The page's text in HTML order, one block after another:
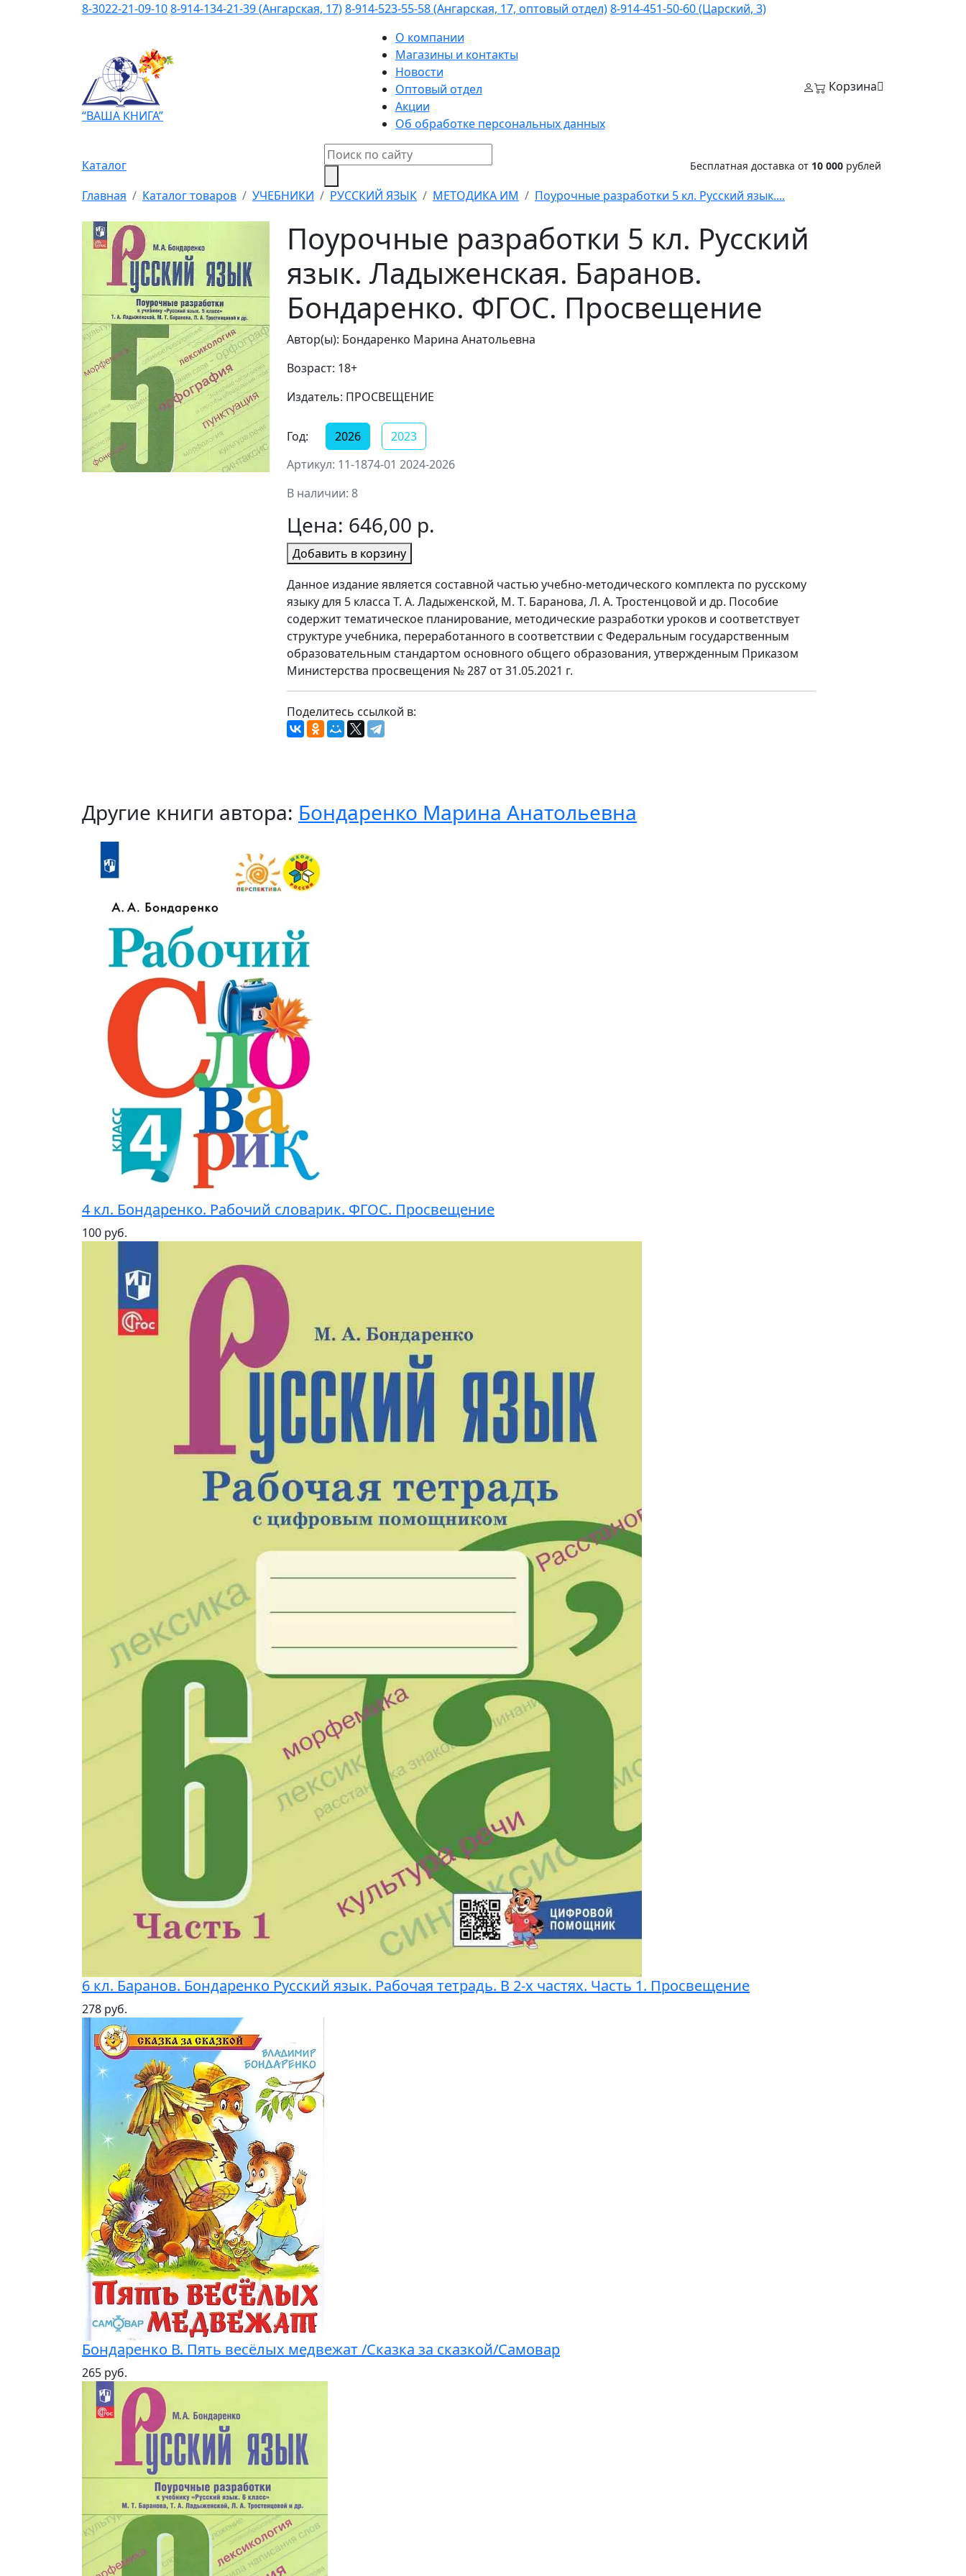
8-3022-21-09-108-914-134-21-39 (Ангарская, 17)8-914-523-55-58 (Ангарская, 17, оптовый отдел)8-914-451-50-60 (Царский, 3)
“ВАША КНИГА”
О компании
Магазины и контакты
Новости
Оптовый отдел
Акции
Об обработке персональных данных
Корзина
Каталог Бесплатная доставка от 10 000 рублей
Главная Каталог товаров УЧЕБНИКИ РУССКИЙ ЯЗЫК МЕТОДИКА ИМ Поурочные разработки 5 кл. Русский язык....
Поурочные разработки 5 кл. Русский
язык. Ладыженская. Баранов.
Бондаренко. ФГОС. Просвещение
Автор(ы): Бондаренко Марина Анатольевна
Возраст: 18+
Издатель: ПРОСВЕЩЕНИЕ
Год: 2026
2023
Артикул: 11-1874-01 2024-2026
В наличии: 8
Цена: 646,00 р.
Добавить в корзину
Данное издание является составной частью учебно-методического комплекта по русскому
языку для 5 класса Т. А. Ладыженской, М. Т. Баранова, Л. А. Тростенцовой и др. Пособие
содержит тематическое планирование, методические разработки уроков и соответствует
структуре учебника, переработанного в соответствии с Федеральным государственным
образовательным стандартом основного общего образования, утвержденным Приказом
Министерства просвещения № 287 от 31.05.2021 г.
Поделитесь ссылкой в:
Другие книги автора: Бондаренко Марина Анатольевна
4 кл. Бондаренко. Рабочий словарик. ФГОС. Просвещение
100 руб.
6 кл. Баранов. Бондаренко Русский язык. Рабочая тетрадь. В 2-х частях. Часть 1. Просвещение
278 руб.
Бондаренко В. Пять весёлых медвежат /Сказка за сказкой/Самовар
265 руб.